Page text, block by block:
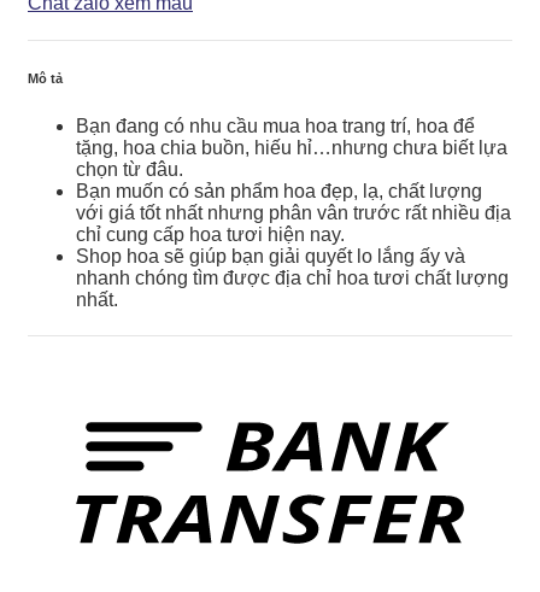
số
lượng
Mô tả
Bạn đang có nhu cầu mua hoa trang trí, hoa để
tặng, hoa chia buồn, hiếu hỉ…nhưng chưa biết lựa
chọn từ đâu.
Bạn muốn có sản phẩm hoa đẹp, lạ, chất lượng
với giá tốt nhất nhưng phân vân trước rất nhiều địa
chỉ cung cấp hoa tươi hiện nay.
Shop hoa sẽ giúp bạn giải quyết lo lắng ấy và
nhanh chóng tìm được địa chỉ hoa tươi chất lượng
nhất.